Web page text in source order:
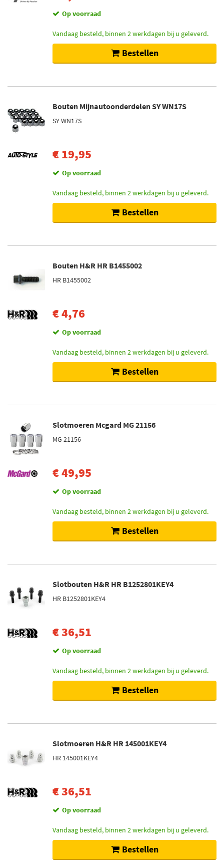
Op voorraad
Vandaag besteld, binnen 2 werkdagen bij u geleverd.
Bestellen
Bouten Mijnautoonderdelen SY WN17S
SY WN17S
€ 19,95
Op voorraad
Vandaag besteld, binnen 2 werkdagen bij u geleverd.
Bestellen
Bouten H&R HR B1455002
HR B1455002
€ 4,76
Op voorraad
Vandaag besteld, binnen 2 werkdagen bij u geleverd.
Bestellen
Slotmoeren Mcgard MG 21156
MG 21156
€ 49,95
Op voorraad
Vandaag besteld, binnen 2 werkdagen bij u geleverd.
Bestellen
Slotbouten H&R HR B1252801KEY4
HR B1252801KEY4
€ 36,51
Op voorraad
Vandaag besteld, binnen 2 werkdagen bij u geleverd.
Bestellen
Slotmoeren H&R HR 145001KEY4
HR 145001KEY4
€ 36,51
Op voorraad
Vandaag besteld, binnen 2 werkdagen bij u geleverd.
Bestellen